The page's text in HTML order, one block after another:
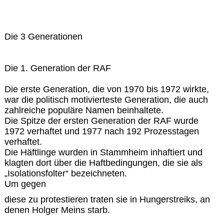
Die 3 Generationen
Die 1. Generation der RAF
Die erste Generation, die von 1970 bis 1972 wirkte,
war die politisch motivierteste Generation, die auch
zahlreiche populäre Namen beinhaltete.
Die Spitze der ersten Generation der RAF wurde
1972 verhaftet und 1977 nach 192 Prozesstagen
verhaftet.
Die Häftlinge wurden in Stammheim inhaftiert und
klagten dort über die Haftbedingungen, die sie als
„Isolationsfolter“ bezeichneten.
Um gegen
diese zu protestieren traten sie in Hungerstreiks, an
denen Holger Meins starb.